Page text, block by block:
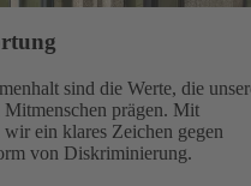
sind die Werte, die
prägen. Mit
ein klares Zeichen gegen
von Diskriminierung.